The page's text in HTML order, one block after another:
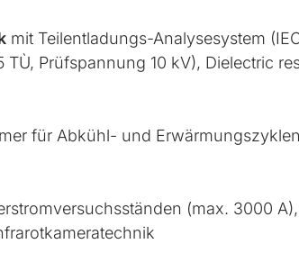
mit Tei­l­ent­la­dungs-Ana­ly­se­sys­tem
TÙ, Prüfspan­nung 10 kV), Dielectric
für Abkühl- und
(max. 3000